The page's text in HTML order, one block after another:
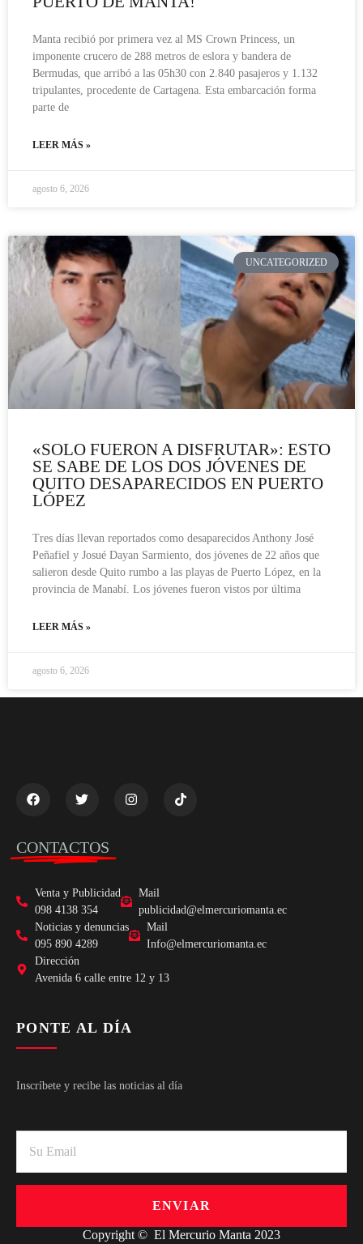
Manta recibió por primera vez al MS Crown Princess, un
imponente crucero de 288 metros de eslora y bandera de
Bermudas, que arribó a las 05h30 con 2.840 pasajeros y 1.132
tripulantes, procedente de Cartagena. Esta embarcación forma
parte de
LEER MÁS »
agosto 6, 2026
UNCATEGORIZED
«SOLO FUERON A DISFRUTAR»: ESTO
SE SABE DE LOS DOS JÓVENES DE
QUITO DESAPARECIDOS EN PUERTO
LÓPEZ
Tres días llevan reportados como desaparecidos Anthony José
Peñafiel y Josué Dayan Sarmiento, dos jóvenes de 22 años que
salieron desde Quito rumbo a las playas de Puerto López, en la
provincia de Manabí. Los jóvenes fueron vistos por última
LEER MÁS »
agosto 6, 2026
CONTACTOS
Venta y Publicidad
098 4138 354
Mail
publicidad@elmercuriomanta.ec
Noticias y denuncias
095 890 4289
Mail
Info@elmercuriomanta.ec
Dirección
Avenida 6 calle entre 12 y 13
PONTE AL DÍA
Inscríbete y recibe las noticias al día
ENVIAR
Copyright © El Mercurio Manta 2023